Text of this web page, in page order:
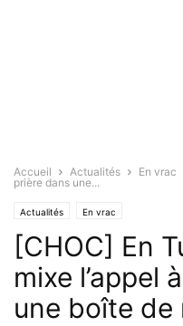
Accueil Actualités En vrac
prière dans une...
Actualités En vrac
[CHOC] En
mixe l’appel
une boîte de